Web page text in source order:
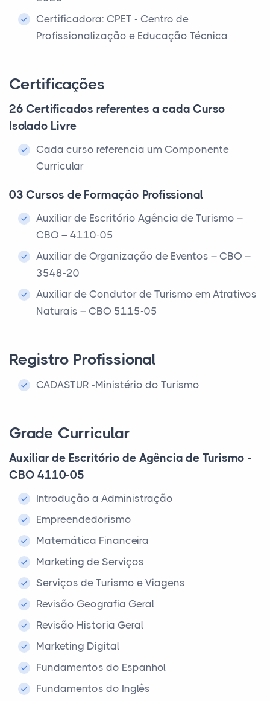
Certificadora: CPET - Centro de
Profissionalização e Educação Técnica
Certificações
26 Certificados referentes a cada Curso
Isolado Livre
Cada curso referencia um Componente
Curricular
03 Cursos de Formação Profissional
Auxiliar de Escritório Agência de Turismo –
CBO – 4110-05
Auxiliar de Organização de Eventos – CBO –
3548-20
Auxiliar de Condutor de Turismo em Atrativos
Naturais – CBO 5115-05
Registro Profissional
CADASTUR -Ministério do Turismo
Grade Curricular
Auxiliar de Escritório de Agência de Turismo -
CBO 4110-05
Introdução a Administração
Empreendedorismo
Matemática Financeira
Marketing de Serviços
Serviços de Turismo e Viagens
Revisão Geografia Geral
Revisão Historia Geral
Marketing Digital
Fundamentos do Espanhol
Fundamentos do Inglês